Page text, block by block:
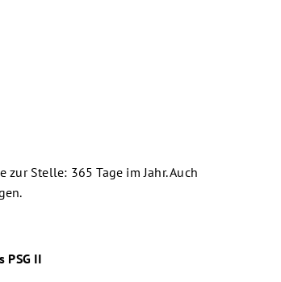
Stelle: 365 Tage im Jahr. Auch
PSG II